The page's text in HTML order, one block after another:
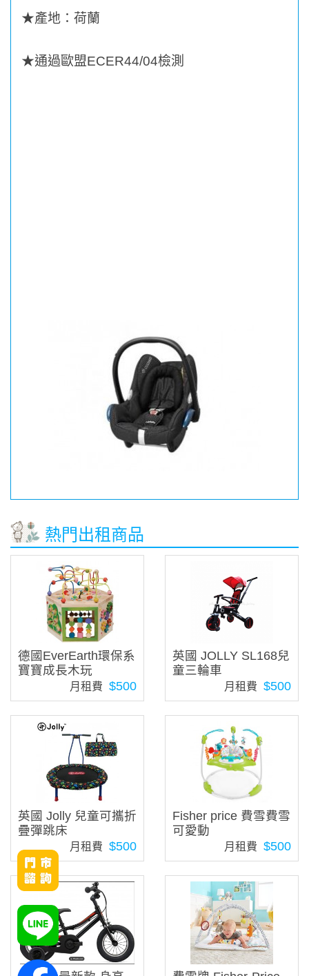
★產地：荷蘭
★通過歐盟ECER44/04檢測
熱門出租商品
德國EverEarth環保系
寶寶成長木玩
月租費 $500
英國 JOLLY SL168兒
童三輪車
月租費 $500
英國 Jolly 兒童可攜折
疊彈跳床
月租費 $500
Fisher price 費雪費雪
可愛動
月租費 $500